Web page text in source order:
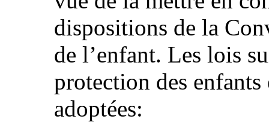
dispositions de la
de l’enfant. Les lois
protection des enfants
adoptées: